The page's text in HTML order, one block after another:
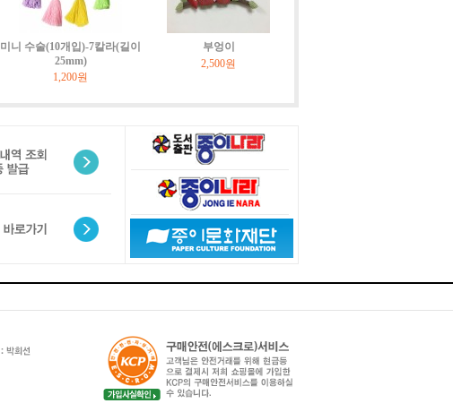
미니 수술(10개입)-7칼라(길이
25mm)
1,200원
부엉이
2,500원